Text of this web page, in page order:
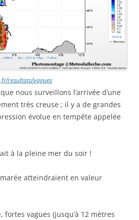
resultats/vagues
nous surveillons l’arrivée d’une
très creuse ; il y a de grandes
évolue en tempête appelée
à la pleine mer du soir !
atteindraient en valeur
fortes vagues (jusqu’à 12 mètres